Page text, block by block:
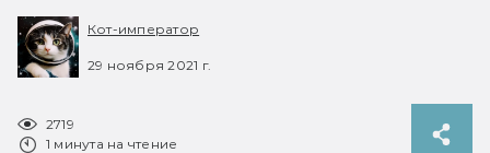
Кот-император
29 ноября 2021 г.
2719
1 минута на чтение